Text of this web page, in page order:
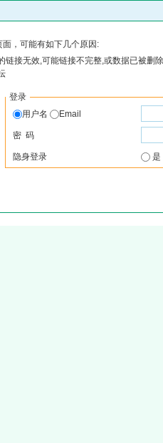
，可能有如下几个原因:
链接无效,可能链接不完整,或数据已被删
登录
用户名
Email
密 码
隐身登录